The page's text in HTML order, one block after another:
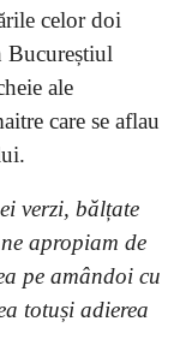
celor doi
Bucureștiul
ale
care se aflau
verzi, bălțate
apropiam de
pe amândoi cu
totuși adierea